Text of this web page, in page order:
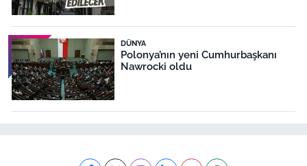
DÜNYA
Polonya’nın yeni Cumhurbaşkanı
Nawrocki oldu